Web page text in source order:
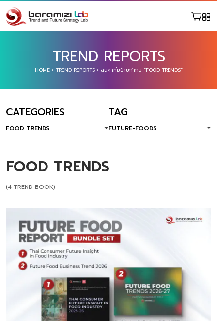
TREND REPORTS
HOME› TREND REPORTS› สินค้าที่มีป้ายกำกับ “FOOD TRENDS”
CATEGORIES
FOOD TRENDS
TAG
FUTURE-FOODS
FOOD TRENDS
(4 TREND BOOK)